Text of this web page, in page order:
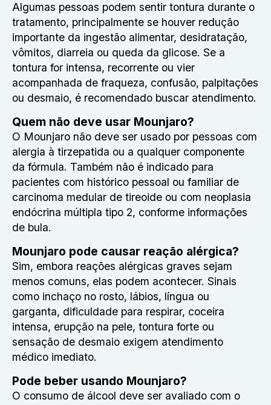
Algumas pessoas podem sentir tontura durante o
tratamento, principalmente se houver redução
importante da ingestão alimentar, desidratação,
vômitos, diarreia ou queda da glicose. Se a
tontura for intensa, recorrente ou vier
acompanhada de fraqueza, confusão, palpitações
ou desmaio, é recomendado buscar atendimento.
Quem não deve usar Mounjaro?
O Mounjaro não deve ser usado por pessoas com
alergia à tirzepatida ou a qualquer componente
da fórmula. Também não é indicado para
pacientes com histórico pessoal ou familiar de
carcinoma medular de tireoide ou com neoplasia
endócrina múltipla tipo 2, conforme informações
de bula.
Mounjaro pode causar reação alérgica?
Sim, embora reações alérgicas graves sejam
menos comuns, elas podem acontecer. Sinais
como inchaço no rosto, lábios, língua ou
garganta, dificuldade para respirar, coceira
intensa, erupção na pele, tontura forte ou
sensação de desmaio exigem atendimento
médico imediato.
Pode beber usando Mounjaro?
O consumo de álcool deve ser avaliado com o